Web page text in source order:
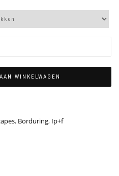
WINKELWAGEN
, Borduring, Ip+f